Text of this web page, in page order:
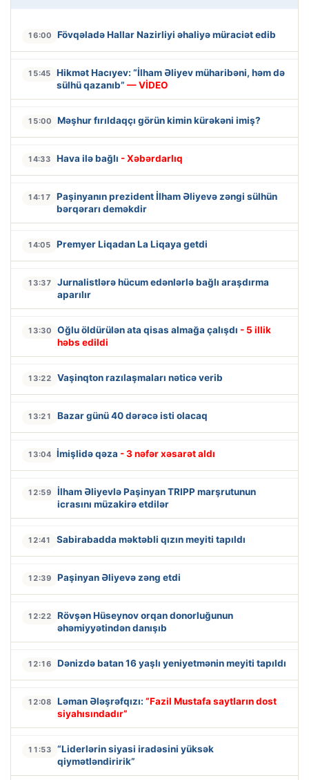
16:00 Fövqəladə Hallar Nazirliyi əhaliyə müraciət edib
15:45
Hikmət Hacıyev: “İlham Əliyev müharibəni, həm də
sülhü qazanıb” — VİDEO
15:00 Məşhur fırıldaqçı görün kimin kürəkəni imiş?
14:33 Hava ilə bağlı - Xəbərdarlıq
14:17
Paşinyanın prezident İlham Əliyevə zəngi sülhün
bərqərarı deməkdir
14:05 Premyer Liqadan La Liqaya getdi
13:37
Jurnalistlərə hücum edənlərlə bağlı araşdırma
aparılır
13:30 Oğlu öldürülən ata qisas almağa çalışdı - 5 illik
həbs edildi
13:22 Vaşinqton razılaşmaları nəticə verib
13:21 Bazar günü 40 dərəcə isti olacaq
13:04 İmişlidə qəza - 3 nəfər xəsarət aldı
12:59
İlham Əliyevlə Paşinyan TRIPP marşrutunun
icrasını müzakirə etdilər
12:41 Sabirabadda məktəbli qızın meyiti tapıldı
12:39 Paşinyan Əliyevə zəng etdi
12:22
Rövşən Hüseynov orqan donorluğunun
əhəmiyyətindən danışıb
12:16 Dənizdə batan 16 yaşlı yeniyetmənin meyiti tapıldı
12:08 Ləman Ələşrəfqızı: “Fazil Mustafa saytların dost
siyahısındadır”
11:53
“Liderlərin siyasi iradəsini yüksək
qiymətləndiririk”